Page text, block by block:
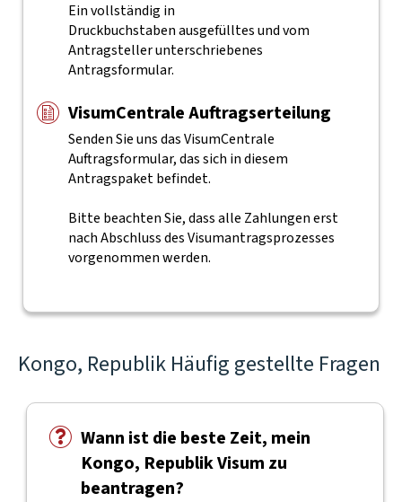
Ein vollständig in
Druckbuchstaben ausgefülltes und vom
Antragsteller unterschriebenes
Antragsformular.
VisumCentrale Auftragserteilung
Senden Sie uns das VisumCentrale
Auftragsformular, das sich in diesem
Antragspaket befindet.
Bitte beachten Sie, dass alle Zahlungen erst
nach Abschluss des Visumantragsprozesses
vorgenommen werden.
Kongo, Republik Häufig gestellte Fragen
Wann ist die beste Zeit, mein
Kongo, Republik Visum zu
beantragen?